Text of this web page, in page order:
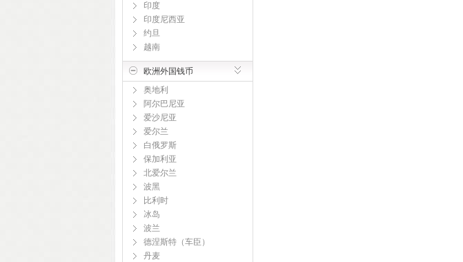
印度
印度尼西亚
约旦
越南
欧洲外国钱币
奥地利
阿尔巴尼亚
爱沙尼亚
爱尔兰
白俄罗斯
保加利亚
北爱尔兰
波黑
比利时
冰岛
波兰
德涅斯特（车臣）
丹麦